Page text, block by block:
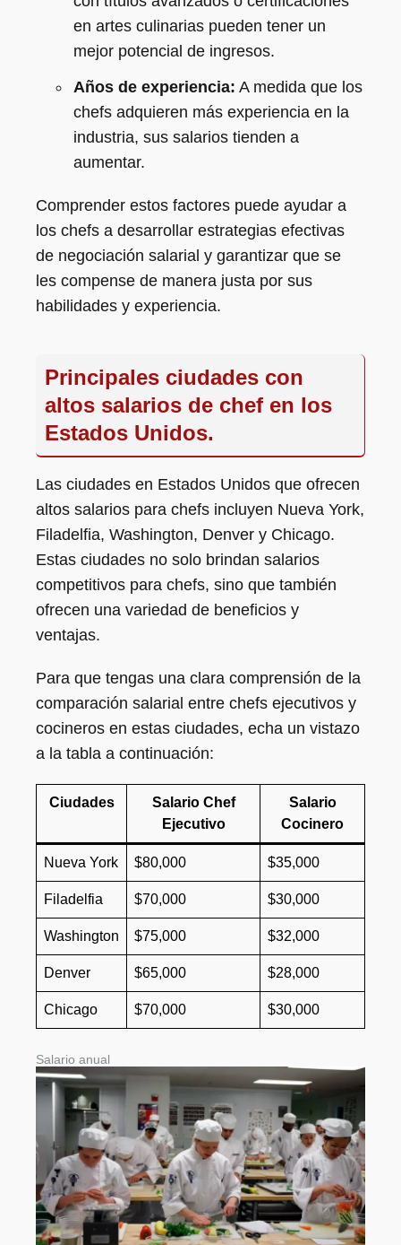
en artes culinarias pueden tener un
mejor potencial de ingresos.
Años de experiencia: A medida que los
chefs adquieren más experiencia en la
industria, sus salarios tienden a
aumentar.
Comprender estos factores puede ayudar a
los chefs a desarrollar estrategias efectivas
de negociación salarial y garantizar que se
les compense de manera justa por sus
habilidades y experiencia.
Principales ciudades con
altos salarios de chef en los
Estados Unidos.
Las ciudades en Estados Unidos que ofrecen
altos salarios para chefs incluyen Nueva York,
Filadelfia, Washington, Denver y Chicago.
Estas ciudades no solo brindan salarios
competitivos para chefs, sino que también
ofrecen una variedad de beneficios y
ventajas.
Para que tengas una clara comprensión de la
comparación salarial entre chefs ejecutivos y
cocineros en estas ciudades, echa un vistazo
a la tabla a continuación:
Ciudades
Salario Chef
Ejecutivo
Salario
Cocinero
Nueva York $80,000 $35,000
Filadelfia $70,000 $30,000
Washington $75,000 $32,000
Denver $65,000 $28,000
Chicago $70,000 $30,000
Salario anual